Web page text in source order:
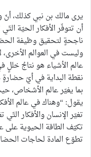
يرى مالك بن نبي كذلك،
أن تتوفّر الأفكار الحيّة
ناجحةٍ لتحقيق وظيفة
وليست في العوالم
عالم الأشياء هو نتاجُ خللٍ
نقطة البداية في أيّ حضارةٍ
بما يغيّر عالم الأشخاص،
يقول: “وهناك في عالم
تغيّر الإنسان والأفكار
تكيّف الطاقة الحيوية على
تطوّع المادة لحاجات